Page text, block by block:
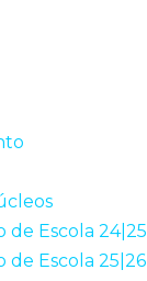
de Escola 24|25
de Escola 25|26